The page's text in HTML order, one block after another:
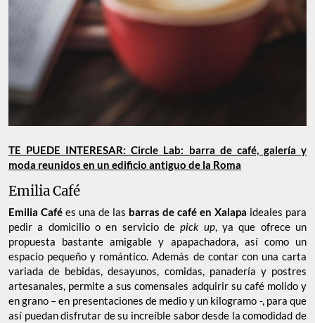
TE PUEDE INTERESAR: Circle Lab: barra de café, galería y
moda reunidos en un edificio antiguo de la Roma
Emilia Café
Emilia Café es una de las barras de café en Xalapa ideales para
pedir a domicilio o en servicio depick up, ya que ofrece un
propuesta bastante amigable y apapachadora, así como un
espacio pequeño y romántico. Además de contar con una carta
variada de bebidas, desayunos, comidas, panadería y postres
artesanales, permite a sus comensales adquirir su café molido y
en grano – en presentaciones de medio y un kilogramo -, para que
así puedan disfrutar de su increíble sabor desde la comodidad de